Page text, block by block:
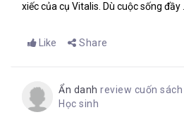
xiếc của cụ Vitalis. Dù cuộc sống đầy ...
Like Share
Ẩn danh review cuốn sách
Học sinh